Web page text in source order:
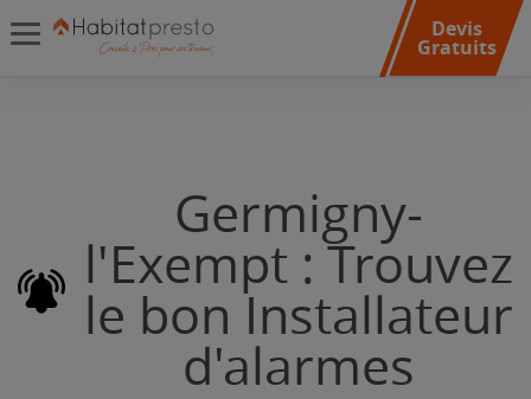
Devis
Gratuits
Germigny-
l'Exempt : Trouvez
le bon Installateur
d'alarmes